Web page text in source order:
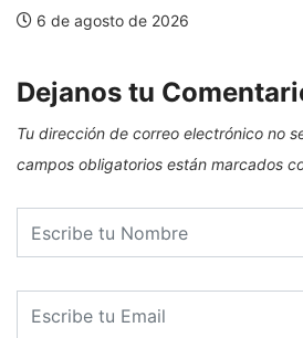
6 de agosto de 2026
Dejanos tu
Tu dirección de correo electrónico no
campos obligatorios están marcados